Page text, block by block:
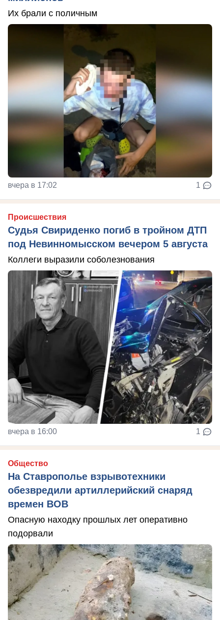
Их брали с поличным
вчера в 17:02 1
Происшествия
Судья Свириденко погиб в тройном ДТП
под Невинномысском вечером 5 августа
Коллеги выразили соболезнования
вчера в 16:00 1
Общество
На Ставрополье взрывотехники
обезвредили артиллерийский снаряд
времен ВОВ
Опасную находку прошлых лет оперативно
подорвали